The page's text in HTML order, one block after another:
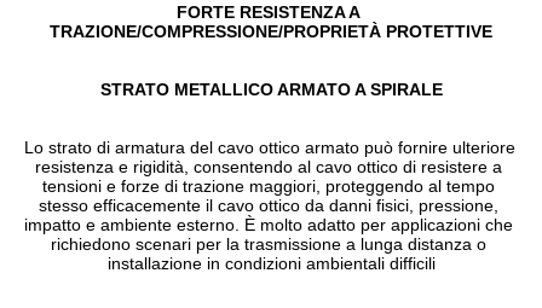
FORTE RESISTENZA A
TRAZIONE/COMPRESSIONE/PROPRIETÀ PROTETTIVE
STRATO METALLICO ARMATO A SPIRALE
Lo strato di armatura del cavo ottico armato può fornire ulteriore
resistenza e rigidità, consentendo al cavo ottico di resistere a
tensioni e forze di trazione maggiori, proteggendo al tempo
stesso efficacemente il cavo ottico da danni fisici, pressione,
impatto e ambiente esterno. È molto adatto per applicazioni che
richiedono scenari per la trasmissione a lunga distanza o
installazione in condizioni ambientali difficili